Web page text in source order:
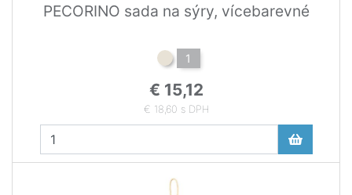
PECORINO sada na sýry, vícebarevné
1
€ 15,12
€ 18,60 s DPH